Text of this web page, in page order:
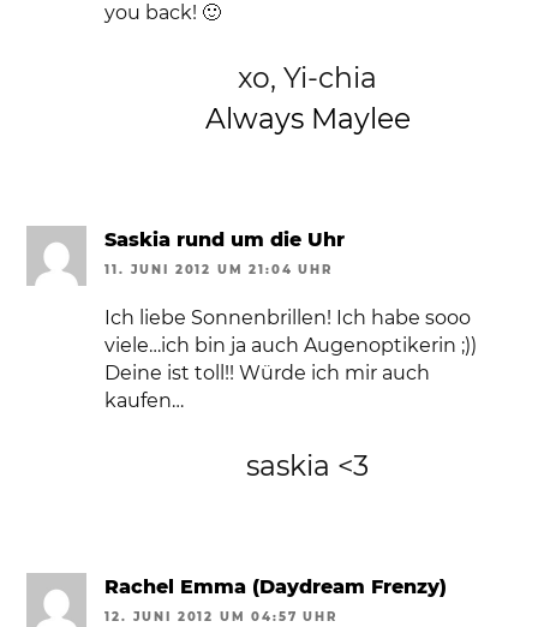
you back! 🙂
xo, Yi-chia
Always Maylee
Saskia rund um die Uhr
11. JUNI 2012 UM 21:04 UHR
Ich liebe Sonnenbrillen! Ich habe sooo
viele…ich bin ja auch Augenoptikerin ;))
Deine ist toll!! Würde ich mir auch
kaufen…
saskia <3
Rachel Emma (Daydream Frenzy)
12. JUNI 2012 UM 04:57 UHR